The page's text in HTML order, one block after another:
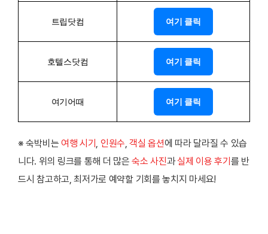
트립닷컴 여기 클릭
호텔스닷컴 여기 클릭
여기어때 여기 클릭
※ 숙박비는 여행 시기 인원수 객실 옵션에 따라 달라질 수 있습
니다. 위의 링크를 통해 더 많은 숙소 사진과실제 이용 후기 를 반
드시 참고하고, 최저가로 예약할 기회를 놓치지 마세요!